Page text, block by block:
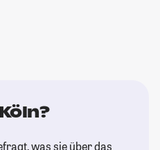
was sie über das